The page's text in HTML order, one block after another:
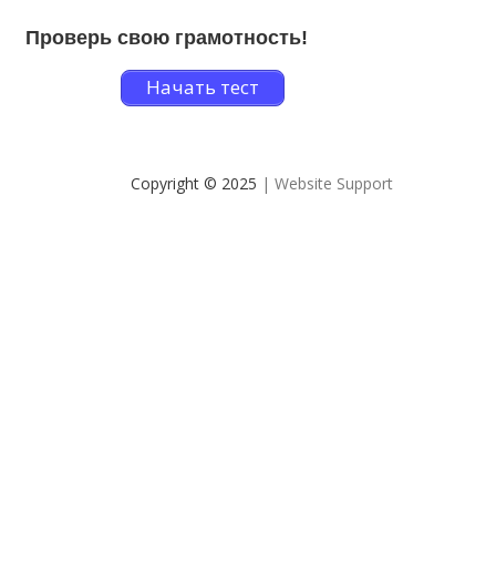
Проверь свою грамотность!
Начать тест
Copyright © 2025 | Website Support